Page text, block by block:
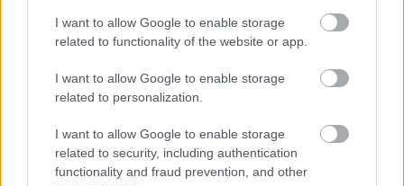
I want to allow Google to enable storage
related to functionality of the website or app.
I want to allow Google to enable storage
related to personalization.
I want to allow Google to enable storage
related to security, including authentication
functionality and fraud prevention, and other
06/08/2026
στην Ιταλία Β’
06/08/2026
Η FIVB σχεδιάζει να διοργανώσει το Παγκόσμιο
Πρωτάθλημα τον Δεκέμβριο – Αντιδρούν οι σύλλογοι